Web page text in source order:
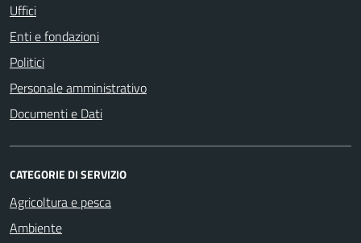
Uffici
Enti e fondazioni
Politici
Personale amministrativo
Documenti e Dati
CATEGORIE DI SERVIZIO
Agricoltura e pesca
Ambiente